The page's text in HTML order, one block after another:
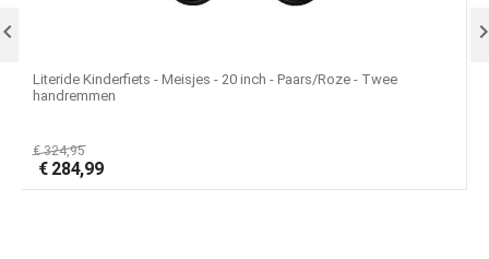
Literide Kinderfiets - Meisjes - 20 inch - Paars/Roze - Twee
handremmen
€324,95
€ 284,99